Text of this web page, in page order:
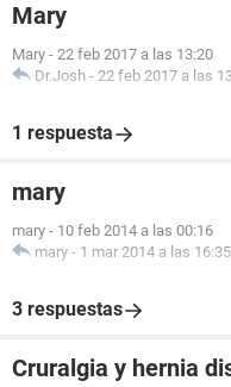
Mary
Mary - 22 feb 2017 a las 13:20
Dr.Josh - 22 feb 2017 a las
1 respuesta
mary
mary - 10 feb 2014 a las 00:16
mary - 1 mar 2014 a las 16:35
3 respuestas
Cruralgia y hernia